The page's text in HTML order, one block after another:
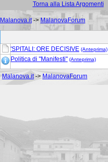
Torna alla Lista Argomenti
Malanova.it-> MalanovaForum
'SPITALI: ORE DECISIVE (Anteprima)
Politica di "Manifesti" (Anteprima)
Malanova.it-> MalanovaForum